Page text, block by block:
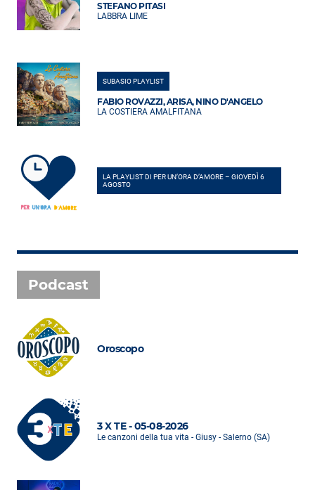
STEFANO PITASI
LABBRA LIME
SUBASIO PLAYLIST
FABIO ROVAZZI, ARISA, NINO D'ANGELO
LA COSTIERA AMALFITANA
LA PLAYLIST DI PER UN’ORA D’AMORE – GIOVEDÌ 6
AGOSTO
Podcast
Oroscopo
3 X TE - 05-08-2026
Le canzoni della tua vita - Giusy - Salerno (SA)